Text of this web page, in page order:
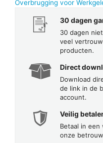
Overbrugging voor
30 dagen
30 dagen
veel
producten.
Direct
Download
de link in de
account.
Veilig
Betaal in een
onze